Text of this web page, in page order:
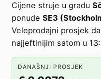
Cijene struje u gradu
ponude SE3
Veleprodajni prosjek
najjeftinijim satom u
DANAŠNJI PROSJEK